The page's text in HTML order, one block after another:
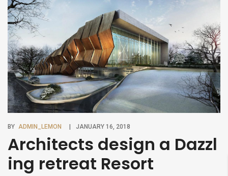
commodo [...]
BY ADMIN_LEMON JANUARY 16, 2018
Architects design a Dazzl
ing retreat Resort